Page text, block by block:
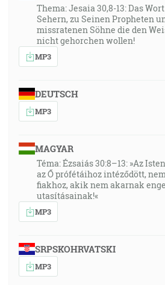
Thema: Jesaia 30,8-13: Das
Sehern, zu Seinen Propheten
missratenen Söhne die den
nicht gehorchen wollen!
MP3
DEUTSCH
MP3
MAGYAR
Téma: Ézsaiás 30:8–13: »Az
az Ő prófétáihoz intéződött,
fiakhoz, akik nem akarnak
utasításainak!«
MP3
SRPSKOHRVATSKI
MP3